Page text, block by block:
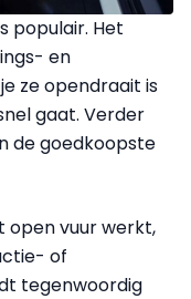
populair. Het
en
ze opendraait is
gaat. Verder
de goedkoopste
open vuur werkt,
of
tegenwoordig